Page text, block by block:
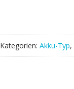
Kategorien: Akku-Typ,